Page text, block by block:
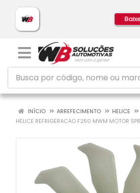
INÍCIO ARREFECIMENTO
HELICE
HELICE REFRIGERACAO F250 MWM MOTOR